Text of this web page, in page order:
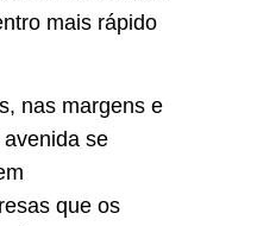
mais rápido
nas margens e
se
que os